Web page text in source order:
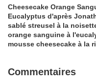
Cheesecake Orange
Eucalyptus d'après
sablé streusel à la
orange sanguine à
mousse cheesecake à la
Commentaires